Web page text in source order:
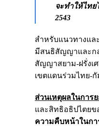
จะทำให้ไทย
2543
สำหรับแนวทางแล
มีสนธิสัญญาและกล
สัญญาสยาม-ฝรั่งเ
เขตแดนร่วมไทย-กั
ส่วนเหตุผลในการ
และสิทธิอธิปไตยข
ความคืบหน้าในกา